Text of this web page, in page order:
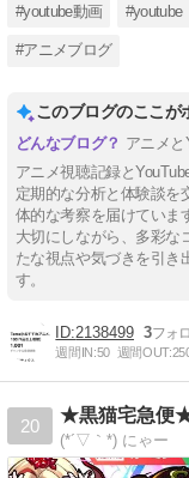
#youtube動画 #youtube
#アニメブログ
このブログのここが
アニメと
アニメ視聴記録と
定期的な分析と体験談を
体的な考察を届けていま
大切にしながら、多彩な
たな視点や気づきを引き
す。
2138499 3
週間IN:50 週間OUT:
20
★黒猫宅急便
(*´▽｀*) にゃー